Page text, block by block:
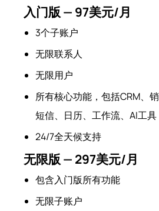
入门版 — 97美元/月
3个子账户
无限联系人
无限用户
所有核心功能，包括CRM、
短信、日历、工作流、AI工具
24/7全天候支持
无限版 — 297美元/月
包含入门版所有功能
无限子账户